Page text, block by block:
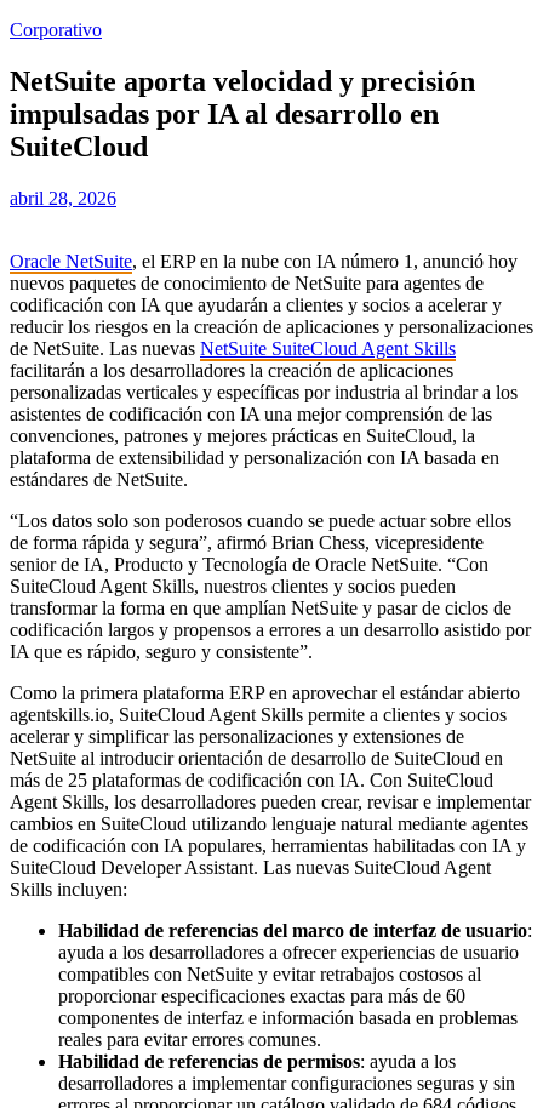
Corporativo
NetSuite aporta velocidad y precisión
impulsadas por IA al desarrollo en
SuiteCloud
abril 28, 2026
Oracle NetSuite, el ERP en la nube con IA número 1, anunció hoy
nuevos paquetes de conocimiento de NetSuite para agentes de
codificación con IA que ayudarán a clientes y socios a acelerar y
reducir los riesgos en la creación de aplicaciones y personalizaciones
de NetSuite. Las nuevas NetSuite SuiteCloud Agent Skills
facilitarán a los desarrolladores la creación de aplicaciones
personalizadas verticales y específicas por industria al brindar a los
asistentes de codificación con IA una mejor comprensión de las
convenciones, patrones y mejores prácticas en SuiteCloud, la
plataforma de extensibilidad y personalización con IA basada en
estándares de NetSuite.
“Los datos solo son poderosos cuando se puede actuar sobre ellos
de forma rápida y segura”, afirmó Brian Chess, vicepresidente
senior de IA, Producto y Tecnología de Oracle NetSuite. “Con
SuiteCloud Agent Skills, nuestros clientes y socios pueden
transformar la forma en que amplían NetSuite y pasar de ciclos de
codificación largos y propensos a errores a un desarrollo asistido por
IA que es rápido, seguro y consistente”.
Como la primera plataforma ERP en aprovechar el estándar abierto
agentskills.io, SuiteCloud Agent Skills permite a clientes y socios
acelerar y simplificar las personalizaciones y extensiones de
NetSuite al introducir orientación de desarrollo de SuiteCloud en
más de 25 plataformas de codificación con IA. Con SuiteCloud
Agent Skills, los desarrolladores pueden crear, revisar e implementar
cambios en SuiteCloud utilizando lenguaje natural mediante agentes
de codificación con IA populares, herramientas habilitadas con IA y
SuiteCloud Developer Assistant. Las nuevas SuiteCloud Agent
Skills incluyen:
Habilidad de referencias del marco de interfaz de usuario:
ayuda a los desarrolladores a ofrecer experiencias de usuario
compatibles con NetSuite y evitar retrabajos costosos al
proporcionar especificaciones exactas para más de 60
componentes de interfaz e información basada en problemas
reales para evitar errores comunes.
Habilidad de referencias de permisos: ayuda a los
desarrolladores a implementar configuraciones seguras y sin